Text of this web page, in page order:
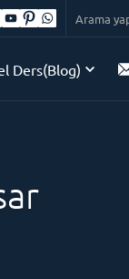
Ders(Blog)